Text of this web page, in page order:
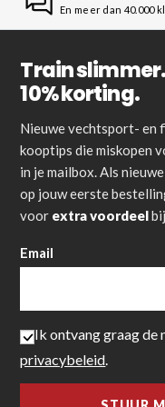
En meer dan 40.000
Train
10% korting.
Nieuwe vechtsport- en
kooptips die miskopen
in je mailbox. Als
op jouw eerste
voor extra voordeel
Email
Ik ontvang graag de
privacybeleid